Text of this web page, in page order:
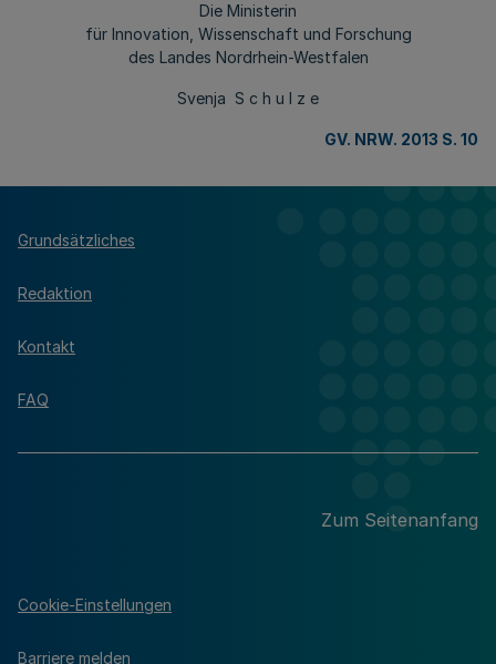
Die Ministerin
für Innovation, Wissenschaft und Forschung
des Landes Nordrhein-Westfalen
Svenja S c h u l z e
GV. NRW. 2013 S. 10
Grundsätzliches
Redaktion
Kontakt
FAQ
Zum Seitenanfang
Cookie-Einstellungen
Barriere melden